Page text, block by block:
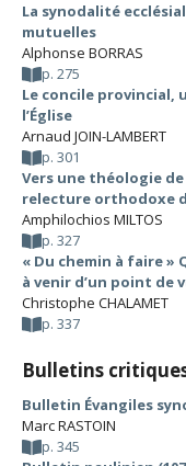
La synodalité
mutuelles
Alphonse BORRAS
p. 275
Le concile provincial,
l’Église
Arnaud JOIN-LAMBERT
p. 301
Vers une théologie de
relecture orthodoxe
Amphilochios MILTOS
p. 327
« Du chemin à faire »
à venir d’un point de
Christophe CHALAMET
p. 337
Bulletins
Bulletin Évangiles
Marc RASTOIN
p. 345